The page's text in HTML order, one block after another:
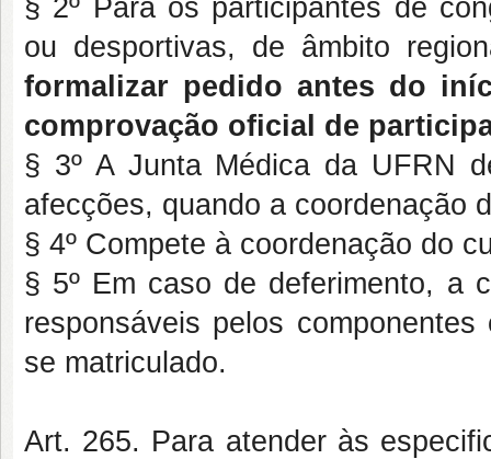
§ 2º Para os participantes de
ou desportivas, de âmbito
formalizar pedido antes do
comprovação oficial de
§ 3º A Junta Médica da UFRN
afecções, quando a coordenação
§ 4º Compete à coordenação do
§ 5º Em caso de deferimento, a
responsáveis pelos
se matriculado.
Art. 265. Para atender às